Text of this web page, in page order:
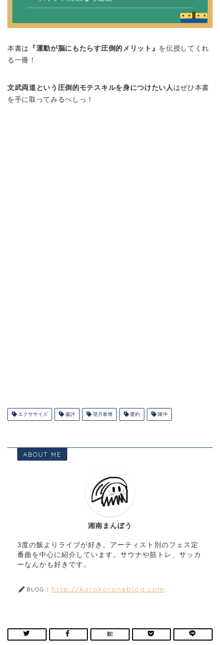
本書は 『運動が脳にもたらす圧倒的メリット』 を伝授してくれ
る一冊！
文武両道という圧倒的モテスキルを身につけたい人 はぜひ本書
を手に取ってみるべしっ！
エクササイズ 書評 望月泰博 要約 陳沖
ABOUT ME
湘南まんぼう
3度の飯よりライブが好き。アーティスト別のフェス定
番曲を中心に紹介しています。サウナや筋トレ、サッカ
ーなんかも好きです。
BLOG： http://korokoroneblog.com